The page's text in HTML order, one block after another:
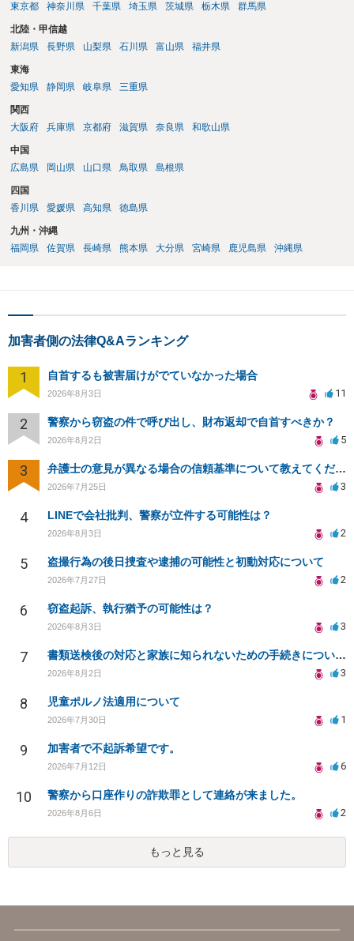
東京都
神奈川県 千葉県 埼玉県 茨城県 栃木県 群馬県
北陸・甲信越
新潟県
長野県 山梨県 石川県 富山県 福井県
東海
愛知県
静岡県 岐阜県 三重県
関西
大阪府
兵庫県 京都府 滋賀県 奈良県 和歌山県
中国
広島県
岡山県 山口県 鳥取県 島根県
四国
香川県
愛媛県 高知県 徳島県
九州・沖縄
福岡県
佐賀県 長崎県 熊本県 大分県 宮崎県 鹿児島県 沖縄県
加害者側の法律Q&Aランキング
1 自首するも被害届けがでていなかった場合
2026年8月3日 11
2 警察から窃盗の件で呼び出し、財布返却で自首すべきか？
2026年8月2日 5
3 弁護士の意見が異なる場合の信頼基準について教えてください
2026年7月25日 3
4 LINEで会社批判、警察が立件する可能性は？
2026年8月3日 2
5 盗撮行為の後日捜査や逮捕の可能性と初動対応について
2026年7月27日 2
6 窃盗起訴、執行猶予の可能性は？
2026年8月3日 3
7 書類送検後の対応と家族に知られないための手続きについて相談
2026年8月2日 3
8 児童ポルノ法適用について
2026年7月30日 1
9 加害者で不起訴希望です。
2026年7月12日 6
10 警察から口座作りの詐欺罪として連絡が来ました。
2026年8月6日 2
もっと見る